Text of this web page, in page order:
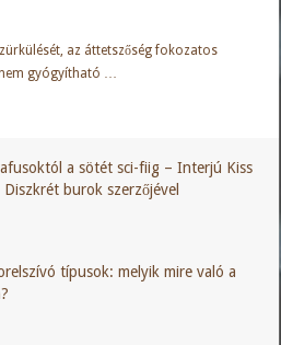
az áttetszőség fokozatos
nem gyógyítható …
a sötét sci-fiig – Interjú Kiss
burok szerzőjével
típusok: melyik mire való a